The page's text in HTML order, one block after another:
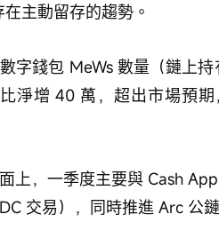
主動留存的趨勢。
字錢包 MeWs 數量（鏈上
淨增 40 萬，超出市場預
面上，一季度主要與 Cash
交易），同時推進 Arc 公